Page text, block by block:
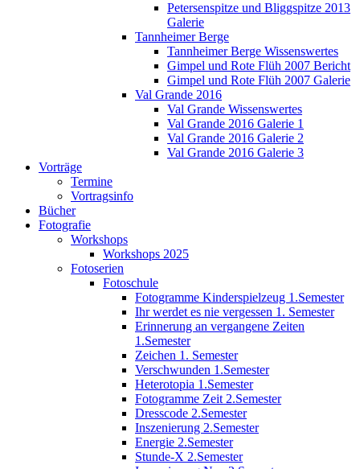
Petersenspitze und Bliggspitze 2013
Galerie
Tannheimer Berge
Tannheimer Berge Wissenswertes
Gimpel und Rote Flüh 2007 Bericht
Gimpel und Rote Flüh 2007 Galerie
Val Grande 2016
Val Grande Wissenswertes
Val Grande 2016 Galerie 1
Val Grande 2016 Galerie 2
Val Grande 2016 Galerie 3
Vorträge
Termine
Vortragsinfo
Bücher
Fotografie
Workshops
Workshops 2025
Fotoserien
Fotoschule
Fotogramme Kinderspielzeug 1.Semester
Ihr werdet es nie vergessen 1. Semester
Erinnerung an vergangene Zeiten
1.Semester
Zeichen 1. Semester
Verschwunden 1.Semester
Heterotopia 1.Semester
Fotogramme Zeit 2.Semester
Dresscode 2.Semester
Inszenierung 2.Semester
Energie 2.Semester
Stunde-X 2.Semester